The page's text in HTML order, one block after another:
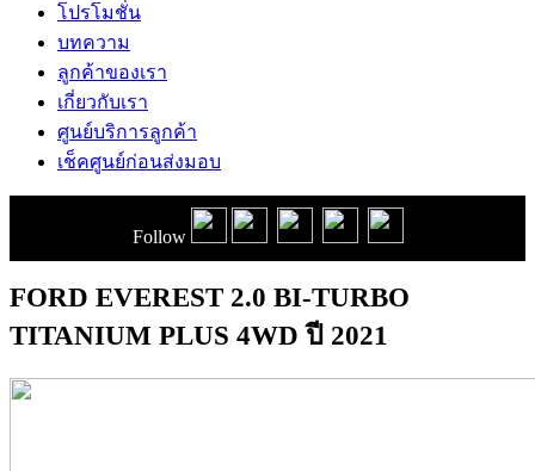
โปรโมชั่น
บทความ
ลูกค้าของเรา
เกี่ยวกับเรา
ศูนย์บริการลูกค้า
เช็คศูนย์ก่อนส่งมอบ
Follow
FORD EVEREST 2.0 BI-TURBO
TITANIUM PLUS 4WD ปี 2021